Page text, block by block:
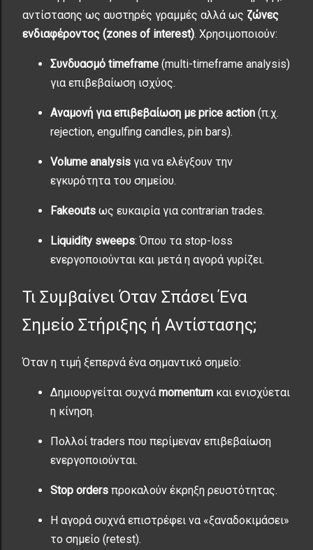
αντίστασης ως αυστηρές γραμμές αλλά ως ζώνες
ενδιαφέροντος (zones of interest). Χρησιμοποιούν:
Συνδυασμό timeframe (multi-timeframe analysis)
για επιβεβαίωση ισχύος.
Αναμονή για επιβεβαίωση με price action (π.χ.
rejection, engulfing candles, pin bars).
Volume analysis για να ελέγξουν την
εγκυρότητα του σημείου.
Fakeouts ως ευκαιρία για contrarian trades.
Liquidity sweeps: Όπου τα stop-loss
ενεργοποιούνται και μετά η αγορά γυρίζει.
Τι Συμβαίνει Όταν Σπάσει Ένα
Σημείο Στήριξης ή Αντίστασης;
Όταν η τιμή ξεπερνά ένα σημαντικό σημείο:
Δημιουργείται συχνά momentum και ενισχύεται
η κίνηση.
Πολλοί traders που περίμεναν επιβεβαίωση
ενεργοποιούνται.
Stop orders προκαλούν έκρηξη ρευστότητας.
Η αγορά συχνά επιστρέφει να «ξαναδοκιμάσει»
το σημείο (retest).